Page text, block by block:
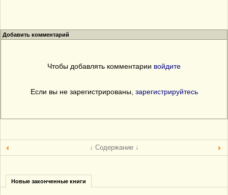
Добавить комментарий
Чтобы добавлять комментарии войдите
Если вы не зарегистрированы, зарегистрируйтесь
↓ Содержание ↓
Новые законченные книги